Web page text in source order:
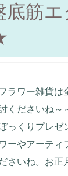
底筋
ラワー雑貨
くださいね～
っくりプレゼ
ーやアーテ
さいね。お正